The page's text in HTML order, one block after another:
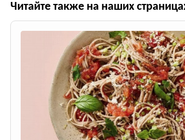
Читайте также на наших